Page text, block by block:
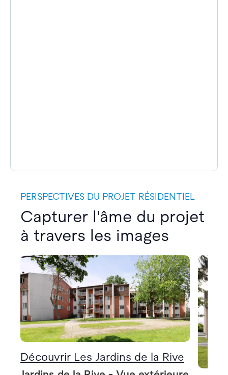
PERSPECTIVES DU PROJET RÉSIDENTIEL
Capturer l'âme du projet
à travers les images
Découvrir Les Jardins de la Rive